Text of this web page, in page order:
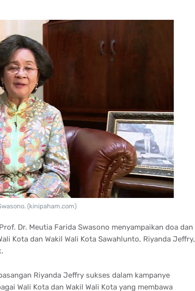
(kinipaham.com)
Dr. Meutia Farida Swasono menyampaikan doa dan
Kota dan Wakil Wali Kota Sawahlunto, Riyanda Jeffry,
Riyanda Jeffry sukses dalam kampanye
Wali Kota dan Wakil Wali Kota yang membawa